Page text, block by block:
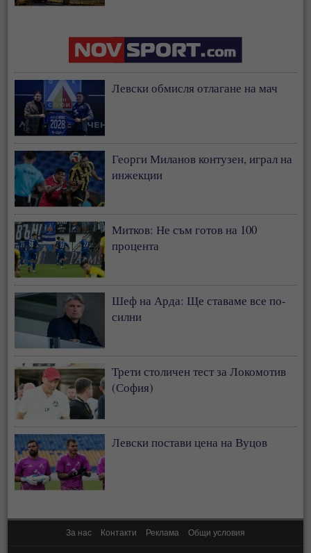
Левски обмисля отлагане на мач
Георги Миланов контузен, играл на
инжекции
Митков: Не съм готов на 100
процента
Шеф на Арда: Ще ставаме все по-
силни
Трети столичен тест за Локомотив
(София)
Левски постави цена на Вуцов
За нас Контакти Реклама Общи условия